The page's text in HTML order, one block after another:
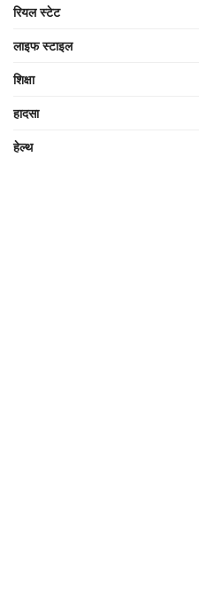
रियल स्टेट
लाइफ स्टाइल
शिक्षा
हादसा
हेल्थ